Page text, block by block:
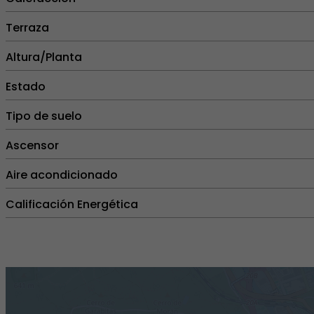
Terraza
Altura/Planta
Estado
Tipo de suelo
Ascensor
Aire acondicionado
Calificación Energética